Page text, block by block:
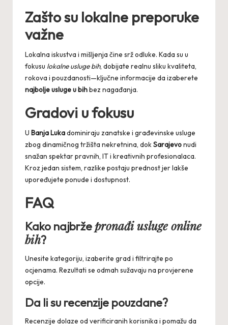
Zašto su lokalne preporuke
važne
Lokalna iskustva i mišljenja čine srž odluke. Kada su u
fokusu lokalne usluge bih, dobijate realnu sliku kvaliteta,
rokova i pouzdanosti—ključne informacije da izaberete
najbolje usluge u bihbez nagađanja.
Gradovi u fokusu
U Banja Lukadominiraju zanatske i građevinske usluge
zbog dinamičnog tržišta nekretnina, dokSarajevonudi
snažan spektar pravnih, IT i kreativnih profesionalaca.
Kroz jedan sistem, razlike postaju prednost jer lakše
upoređujete ponude i dostupnost.
FAQ
Kako najbržepronađi usluge online
bih?
Unesite kategoriju, izaberite grad i filtrirajte po
ocjenama. Rezultati se odmah sužavaju na provjerene
opcije.
Da li su recenzije pouzdane?
Recenzije dolaze od verificiranih korisnika i pomažu da